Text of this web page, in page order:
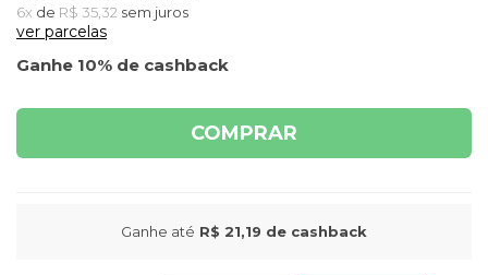
6x de R$ 35,32 sem juros
ver parcelas
Ganhe 10% de cashback
COMPRAR
Ganhe até R$ 21,19 de cashback